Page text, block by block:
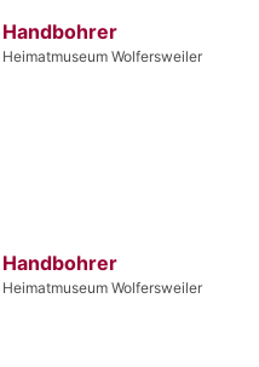
Handbohrer
Heimatmuseum Wolfersweiler
Handbohrer
Heimatmuseum Wolfersweiler